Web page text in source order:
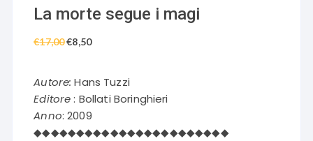
La morte segue i magi
€17,00Il
€17,00.
€8,50Il
è:
Autore: Hans Tuzzi
Editore: Bollati Boringhieri
Anno: 2009
◆◆◆◆◆◆◆◆◆◆◆◆◆◆◆◆◆◆◆◆◆◆◆